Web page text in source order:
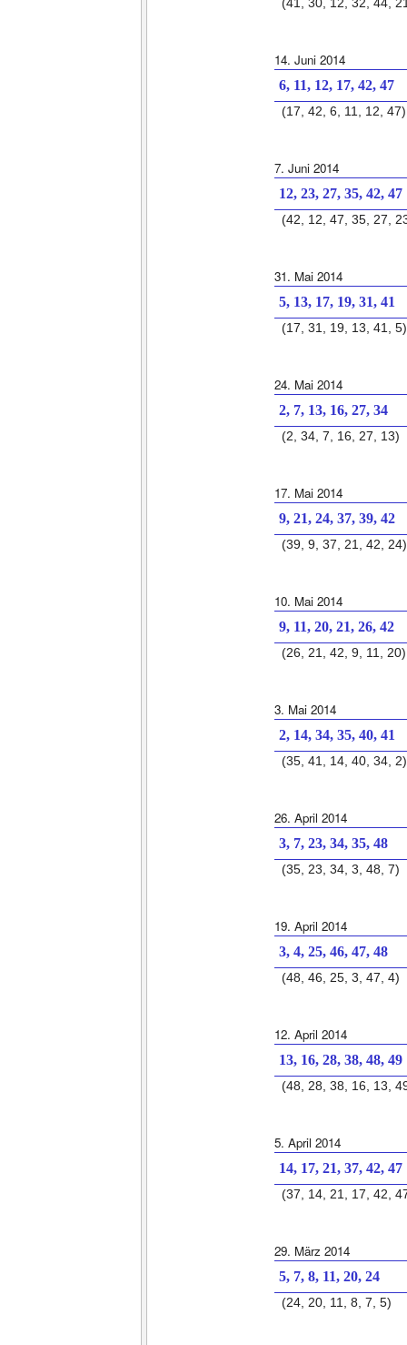
(41, 30, 12, 32, 44,
14. Juni 2014
6, 11, 12, 17, 42, 47
(17, 42, 6, 11, 12, 47)
7. Juni 2014
12, 23, 27, 35, 42, 47
(42, 12, 47, 35, 27,
31. Mai 2014
5, 13, 17, 19, 31, 41
(17, 31, 19, 13, 41, 5)
24. Mai 2014
2, 7, 13, 16, 27, 34
(2, 34, 7, 16, 27, 13)
17. Mai 2014
9, 21, 24, 37, 39, 42
(39, 9, 37, 21, 42, 24)
10. Mai 2014
9, 11, 20, 21, 26, 42
(26, 21, 42, 9, 11, 20)
3. Mai 2014
2, 14, 34, 35, 40, 41
(35, 41, 14, 40, 34, 2)
26. April 2014
3, 7, 23, 34, 35, 48
(35, 23, 34, 3, 48, 7)
19. April 2014
3, 4, 25, 46, 47, 48
(48, 46, 25, 3, 47, 4)
12. April 2014
13, 16, 28, 38, 48, 49
(48, 28, 38, 16, 13,
5. April 2014
14, 17, 21, 37, 42, 47
(37, 14, 21, 17, 42,
29. März 2014
5, 7, 8, 11, 20, 24
(24, 20, 11, 8, 7, 5)